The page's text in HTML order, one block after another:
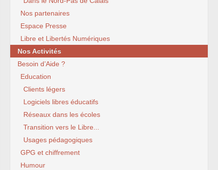
Nos partenaires
Espace Presse
Libre et Libertés Numériques
Nos Activités
Besoin d’Aide ?
Education
Clients légers
Logiciels libres éducatifs
Réseaux dans les écoles
Transition vers le Libre...
Usages pédagogiques
GPG et chiffrement
Humour